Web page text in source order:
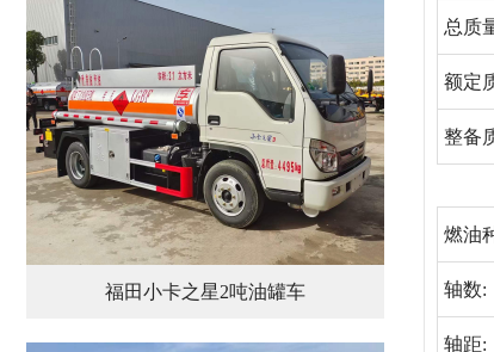
福田小卡之星2吨油罐车
总质
额定
整备
燃油
轴数:
轴距: